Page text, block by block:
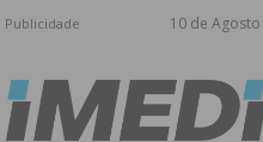
10 de
Publicidade